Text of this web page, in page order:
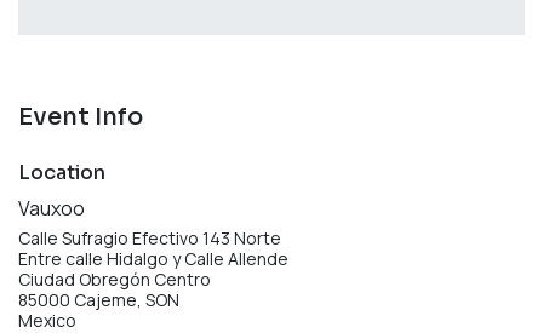
Event Info
Location
Vauxoo
Calle Sufragio Efectivo 143 Norte
Entre calle Hidalgo y Calle Allende
Ciudad Obregón Centro
85000 Cajeme, SON
Mexico